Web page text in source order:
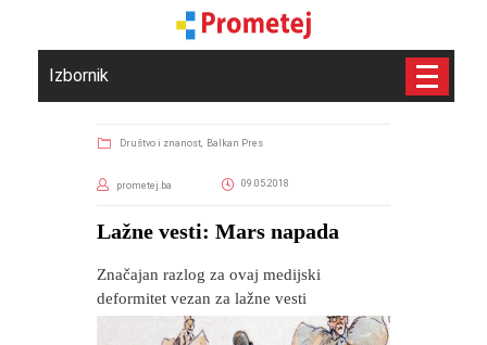
Izbornik
Društvo i znanost, Balkan Pres
prometej.ba 09.05.2018
Lažne vesti: Mars napada
Značajan razlog za ovaj medijski
deformitet vezan za lažne vesti